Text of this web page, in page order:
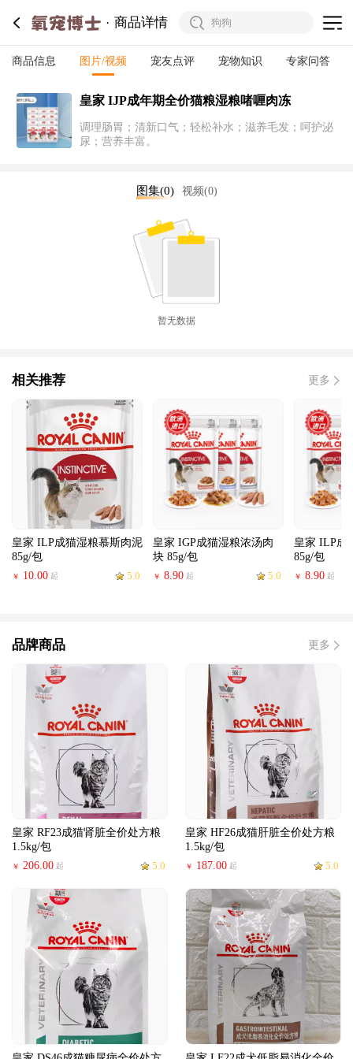
商品详情
商品信息 图片/视频 宠友点评 宠物知识 专家问答
皇家 IJP成年期全价猫粮湿粮啫喱肉冻
调理肠胃；清新口气；轻松补水；滋养毛发；呵护泌
尿；营养丰富。
图集(0) 视频(0)
暂无数据
相关推荐 更多
皇家 ILP成猫湿粮慕斯肉泥
85g/包
￥ 10.00 起 5.0
皇家 IGP成猫湿粮浓汤肉
块 85g/包
￥ 8.90 起 5.0
皇家 ILP成
85g/包
￥ 8.90 起
品牌商品 更多
皇家 RF23成猫肾脏全价处方粮
1.5kg/包
￥ 206.00 起 5.0
皇家 HF26成猫肝脏全价处方粮
1.5kg/包
￥ 187.00 起 5.0